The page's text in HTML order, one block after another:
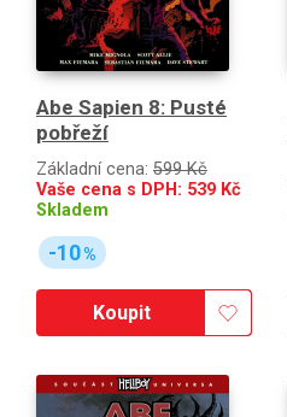
Abe Sapien 8: Pusté
pobřeží
Základní cena: 599 Kč
Vaše cena s DPH: 539 Kč
Skladem
-10%
Koupit